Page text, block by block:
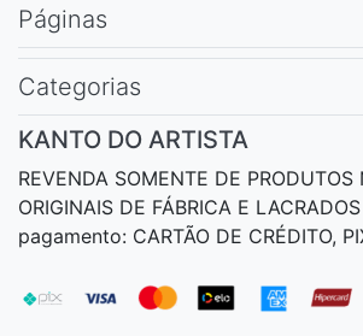
Páginas
Categorias
KANTO DO ARTISTA
REVENDA SOMENTE DE PRODUTOS
ORIGINAIS DE FÁBRICA E
pagamento: CARTÃO DE CRÉDITO,